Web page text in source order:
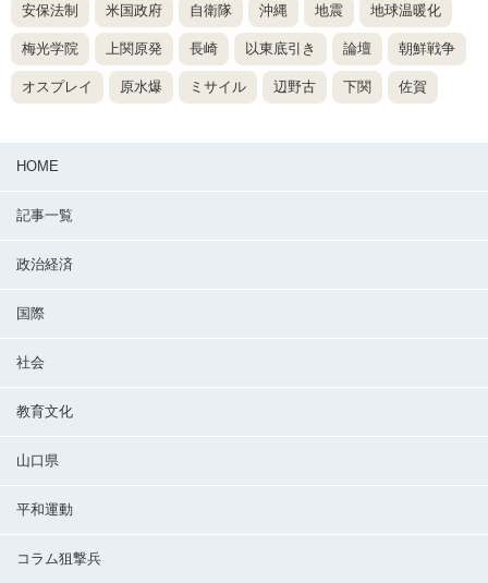
安保法制 米国政府 自衛隊 沖縄 地震 地球温暖化
梅光学院 上関原発 長崎 以東底引き 論壇 朝鮮戦争
オスプレイ 原水爆 ミサイル 辺野古 下関 佐賀
HOME
記事一覧
政治経済
国際
社会
教育文化
山口県
平和運動
コラム狙撃兵